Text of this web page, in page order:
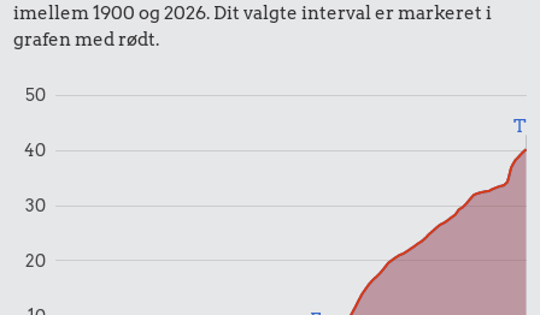
0,99 kr.
0,99 kr.
Udvalgte varer fra danskernes indkøbskurv gennem tiderne.
imellem 1900 og 2026. Dit valgte interval er markeret i
grafen med rødt.
20
30
40
50
Til